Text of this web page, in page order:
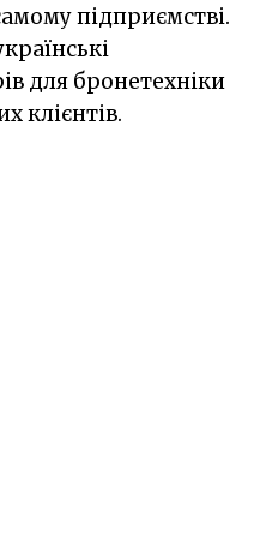
підприємстві.
для бронетехніки
клієнтів.